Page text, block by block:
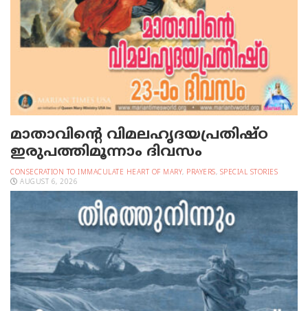
മാതാവിന്റെ വിമലഹൃദയപ്രതിഷ്ഠ
ഇരുപത്തിമൂന്നാം ദിവസം
CONSECRATION TO IMMACULATE HEART OF MARY, PRAYERS, SPECIAL STORIES
AUGUST 6, 2026